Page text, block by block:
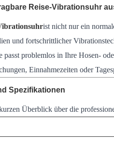
Reise-Vibrationsuhr
ist nicht nur ein
und fortschrittlicher
passt problemlos in Ihre Hosen-
Einnahmezeiten oder
Spezifikationen
Überblick über die